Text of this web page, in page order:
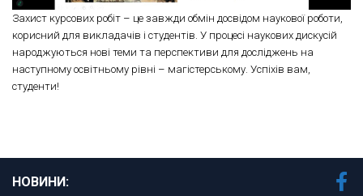
Захист курсових робіт – це завжди обмін досвідом наукової роботи,
корисний для викладачів і студентів. У процесі наукових дискусій
народжуються нові теми та перспективи для досліджень на
наступному освітньому рівні – магістерському. Успіхів вам,
студенти!
НОВИНИ: